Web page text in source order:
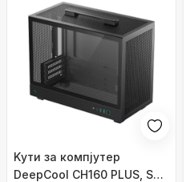
Kути за компјутер
DeepCool CH160 PLUS, SFF,